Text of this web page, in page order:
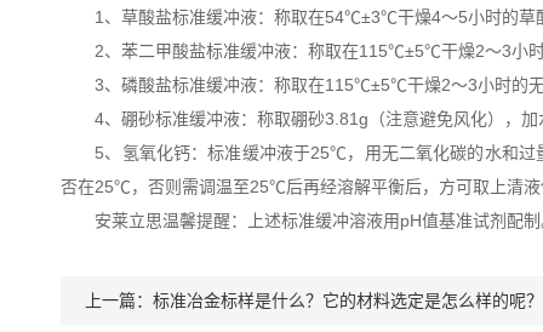
1、草酸盐标准缓冲液：称取在54℃±3℃干燥4～5小时的草
2、苯二甲酸盐标准缓冲液：称取在115℃±5℃干燥2～3小时
3、磷酸盐标准缓冲液：称取在115℃±5℃干燥2～3小时的无
4、硼砂标准缓冲液：称取硼砂3.81g（注意避免风化），加
5、氢氧化钙：标准缓冲液于25℃，用无二氧化碳的水和过
否在25℃，否则需调温至25℃后再经溶解平衡后，方可取上清
安莱立思温馨提醒：上述标准缓冲溶液用pH值基准试剂配制
上一篇： 标准冶金标样是什么？它的材料选定是怎么样的呢？